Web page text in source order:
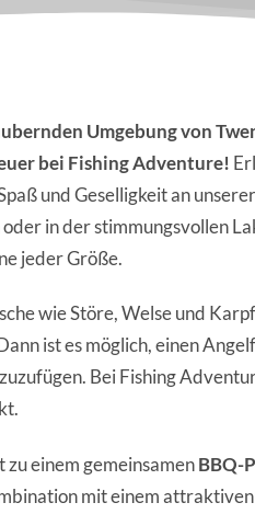
Umgebung von
bei Fishing Adventure!
und Geselligkeit an unserer
in der stimmungsvollen
jeder Größe.
wie Störe, Welse und
ist es möglich, einen
Bei Fishing
einem gemeinsamenBBQ-
mit einem attraktiven